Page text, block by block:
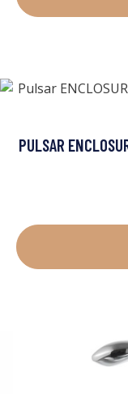
PULSAR